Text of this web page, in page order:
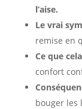
l’aise.
Le vrai
remise en
Ce que
confort
bouger les